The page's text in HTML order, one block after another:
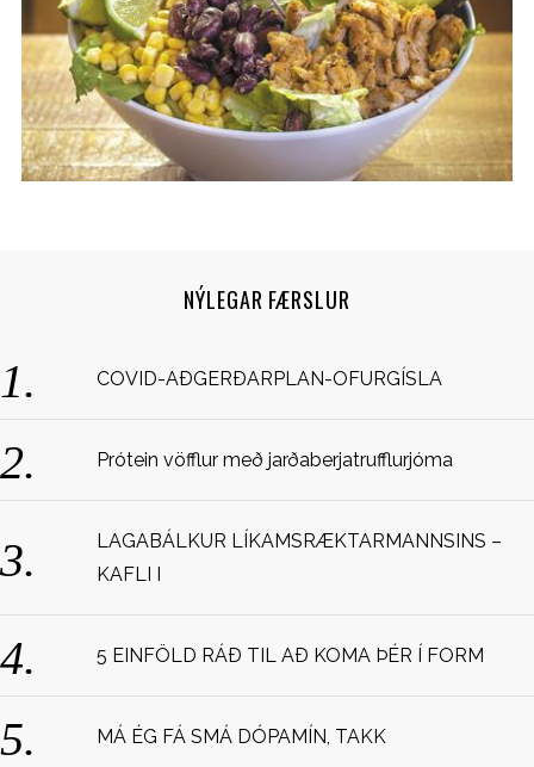
NÝLEGAR FÆRSLUR
COVID-AÐGERÐARPLAN-OFURGÍSLA
Prótein vöfflur með jarðaberjatrufflurjóma
LAGABÁLKUR LÍKAMSRÆKTARMANNSINS –
KAFLI I
5 EINFÖLD RÁÐ TIL AÐ KOMA ÞÉR Í FORM
MÁ ÉG FÁ SMÁ DÓPAMÍN, TAKK
h
o
r